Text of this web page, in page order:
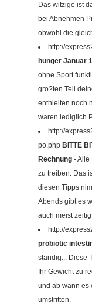
Das witzige ist
bei Abnehmen
obwohl die
http://
hunger Januar
ohne Sport
gro?ten Teil
enthielten noch
waren lediglich
http://
po.php BITTE
Rechnung - Alle
zu treiben. Das
diesen Tipps
Abends gibt es
auch meist
http://
probiotic
standig... Diese
Ihr Gewicht zu
und ab wann es
umstritten.